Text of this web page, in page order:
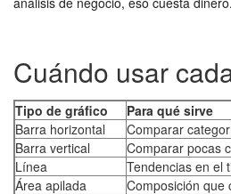
Cuándo usar
Tipo de gráfico Para qué sirve
Barra horizontal
Comparar
Barra vertical
Comparar pocas
Línea
Tendencias en el
Área apilada
Composición que